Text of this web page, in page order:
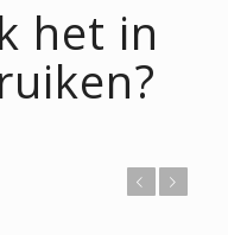
het in